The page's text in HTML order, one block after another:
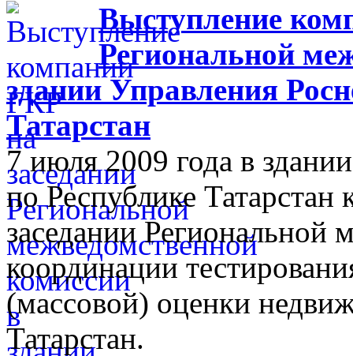
Выступление
Региональной
здании Управления
Татарстан
7 июля 2009 года в
по Республике
заседании Региональной
координации
(массовой) оценки
Татарстан.